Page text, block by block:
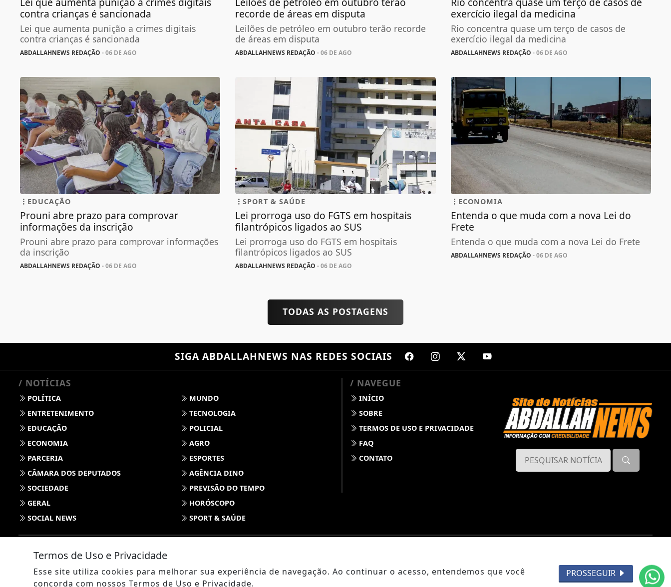
contra crianças é sancionada
Lei que aumenta punição a crimes digitais
contra crianças é sancionada
ABDALLAHNEWS REDAÇÃO - 06 DE AGO
recorde de áreas em disputa
Leilões de petróleo em outubro terão recorde
de áreas em disputa
ABDALLAHNEWS REDAÇÃO - 06 DE AGO
exercício ilegal da medicina
Rio concentra quase um terço de casos de
exercício ilegal da medicina
ABDALLAHNEWS REDAÇÃO - 06 DE AGO
EDUCAÇÃO
Prouni abre prazo para comprovar
informações da inscrição
Prouni abre prazo para comprovar informações
da inscrição
ABDALLAHNEWS REDAÇÃO - 06 DE AGO
SPORT & SAÚDE
Lei prorroga uso do FGTS em hospitais
filantrópicos ligados ao SUS
Lei prorroga uso do FGTS em hospitais
filantrópicos ligados ao SUS
ABDALLAHNEWS REDAÇÃO - 06 DE AGO
ECONOMIA
Entenda o que muda com a nova Lei do
Frete
Entenda o que muda com a nova Lei do Frete
ABDALLAHNEWS REDAÇÃO - 06 DE AGO
TODAS AS POSTAGENS
SIGA ABDALLAHNEWS NAS REDES SOCIAIS
/ NOTÍCIAS
POLÍTICA
MUNDO
ENTRETENIMENTO
TECNOLOGIA
EDUCAÇÃO
POLICIAL
ECONOMIA
AGRO
PARCERIA
ESPORTES
CÂMARA DOS DEPUTADOS
AGÊNCIA DINO
SOCIEDADE
PREVISÃO DO TEMPO
GERAL
HORÓSCOPO
SOCIAL NEWS
SPORT & SAÚDE
/ NAVEGUE
INÍCIO
SOBRE
TERMOS DE USO E PRIVACIDADE
FAQ
CONTATO
Termos de Uso e Privacidade
Esse site utiliza cookies para melhorar sua experiência de navegação. Ao continuar o acesso, entendemos que você
concorda com nossos Termos de Uso e Privacidade.
PROSSEGUIR